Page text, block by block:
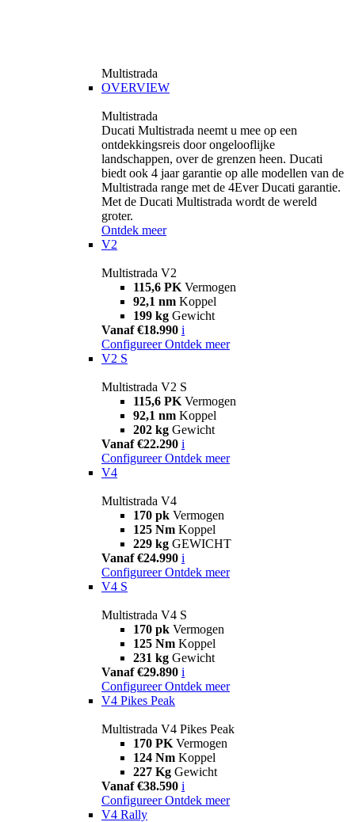
Multistrada
OVERVIEW
Multistrada
Ducati Multistrada neemt u mee op een
ontdekkingsreis door ongelooflijke
landschappen, over de grenzen heen. Ducati
biedt ook 4 jaar garantie op alle modellen van de
Multistrada range met de 4Ever Ducati garantie.
Met de Ducati Multistrada wordt de wereld
groter.
Ontdek meer
V2
Multistrada V2
115,6 PK Vermogen
92,1 nm Koppel
199 kg Gewicht
Vanaf €18.990 i
Configureer Ontdek meer
V2 S
Multistrada V2 S
115,6 PK Vermogen
92,1 nm Koppel
202 kg Gewicht
Vanaf €22.290 i
Configureer Ontdek meer
V4
Multistrada V4
170 pk Vermogen
125 Nm Koppel
229 kg GEWICHT
Vanaf €24.990 i
Configureer Ontdek meer
V4 S
Multistrada V4 S
170 pk Vermogen
125 Nm Koppel
231 kg Gewicht
Vanaf €29.890 i
Configureer Ontdek meer
V4 Pikes Peak
Multistrada V4 Pikes Peak
170 PK Vermogen
124 Nm Koppel
227 Kg Gewicht
Vanaf €38.590 i
Configureer Ontdek meer
V4 Rally